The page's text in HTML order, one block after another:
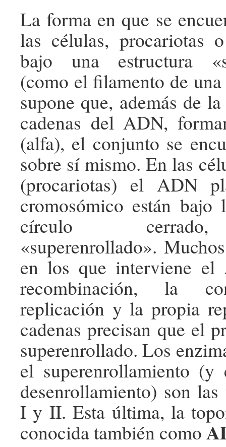
La forma en que se
las células, procariotas
bajo una estructura
(como el filamento de
supone que, además de
cadenas del ADN,
(alfa), el conjunto se
sobre sí mismo. En las
(procariotas) el ADN
cromosómico están
círculo
«superenrollado».
en los que interviene
recombinación, la
replicación y la propia
cadenas precisan que el
superenrollado. Los
el superenrollamiento (y
desenrollamiento) son las
I y II. Esta última, la
conocida también como